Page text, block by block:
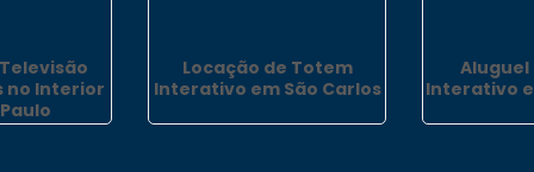
no Interior
Locação de Totem
Interativo em São Carlos
Interativo